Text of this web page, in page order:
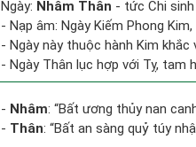
Ngày: Nhâm Thân - tức Chi
- Nạp âm: Ngày Kiếm Phong
- Ngày này thuộc hành Kim
- Ngày Thân lục hợp với Tỵ, tam
- Nhâm: “Bất ương thủy nan
- Thân: “Bất an sàng quỷ túy